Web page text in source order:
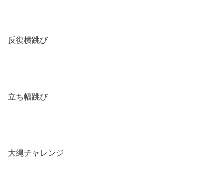
反復横跳び
立ち幅跳び
大縄チャレンジ